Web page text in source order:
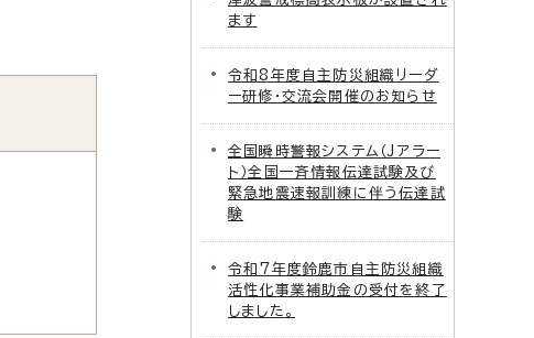
ます
令和8年度自主防災組織リーダ
ー研修・交流会開催のお知らせ
全国瞬時警報システム（Jアラー
ト）全国一斉情報伝達試験及び
緊急地震速報訓練に伴う伝達試
験
令和7年度鈴鹿市自主防災組織
活性化事業補助金の受付を終了
しました。